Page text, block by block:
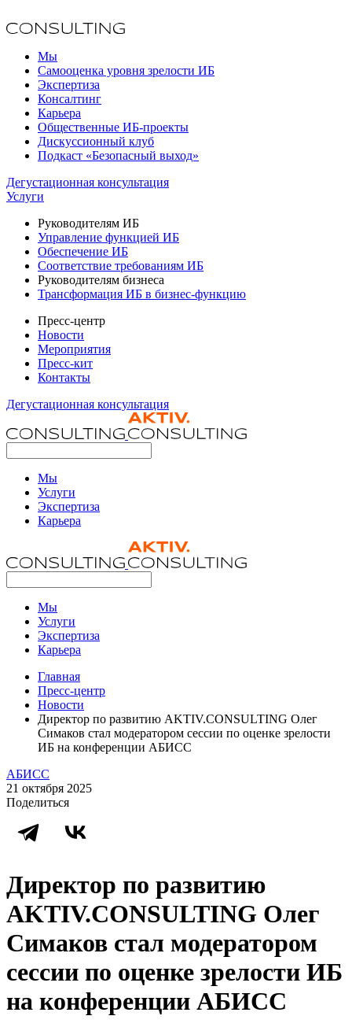
Мы
Самооценка уровня зрелости ИБ
Экспертиза
Консалтинг
Карьера
Общественные ИБ-проекты
Дискуссионный клуб
Подкаст «Безопасный выход»
Дегустационная консультация
Услуги
Руководителям ИБ
Управление функцией ИБ
Обеспечение ИБ
Соответствие требованиям ИБ
Руководителям бизнеса
Трансформация ИБ в бизнес-функцию
Пресс-центр
Новости
Мероприятия
Пресс-кит
Контакты
Дегустационная консультация
Мы
Услуги
Экспертиза
Карьера
Мы
Услуги
Экспертиза
Карьера
Главная
Пресс-центр
Новости
Директор по развитию AKTIV.CONSULTING Олег
Симаков стал модератором сессии по оценке зрелости
ИБ на конференции АБИСС
АБИСС
21 октября 2025
Поделиться
Директор по развитию
AKTIV.CONSULTING Олег
Симаков стал модератором
сессии по оценке зрелости ИБ
на конференции АБИСС